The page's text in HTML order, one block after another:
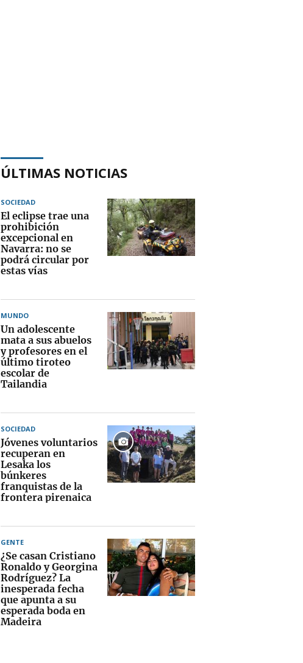
ÚLTIMAS NOTICIAS
SOCIEDAD
El eclipse trae una
prohibición
excepcional en
Navarra: no se
podrá circular por
estas vías
MUNDO
Un adolescente
mata a sus abuelos
y profesores en el
último tiroteo
escolar de
Tailandia
SOCIEDAD
Jóvenes voluntarios
recuperan en
Lesaka los
búnkeres
franquistas de la
frontera pirenaica
GENTE
¿Se casan Cristiano
Ronaldo y Georgina
Rodríguez? La
inesperada fecha
que apunta a su
esperada boda en
Madeira